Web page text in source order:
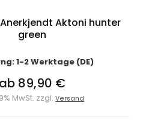
Aktoni hunter
green
1-2 Werktage (DE)
ab 89,90 €
MwSt. zzgl.Versand